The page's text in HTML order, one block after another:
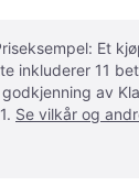
Et
inkluderer 11
av
Se vilkår og